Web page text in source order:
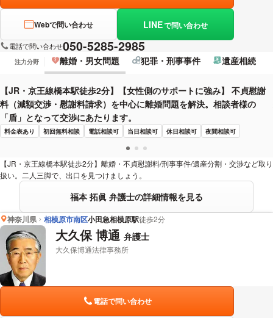
Webで問い合わせ LINEで問い合わせ
電話で問い合わせ050-5285-2985
注力分野 離婚・男女問題 犯罪・刑事事件 遺産相続
【JR・京王線橋本駅徒歩2分】【女性側のサポートに強み】 不貞慰謝
料（減額交渉・慰謝料請求）を中心に離婚問題を解決。相談者様の
「盾」となって交渉にあたります。
料金表あり 初回無料相談 電話相談可 当日相談可 休日相談可 夜間相談可
【JR・京王線橋本駅徒歩2分】離婚・不貞慰謝料/刑事事件/遺産分割・交渉など取り
扱い。二人三脚で、出口を見つけましょう。
福本 拓眞 弁護士の詳細情報を見る
神奈川県 相模原市南区小田急相模原駅徒歩2分
大久保 博通 弁護士
大久保博通法律事務所
電話で問い合わせ